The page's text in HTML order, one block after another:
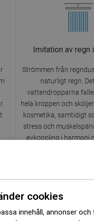
Imitation av regn
Strömmen från
naturligt regn.
vattendropparna
hela kroppen och
kosmetika, samtidigt
stress och
avkoppling i harmoni
cookies
innehåll, annonser